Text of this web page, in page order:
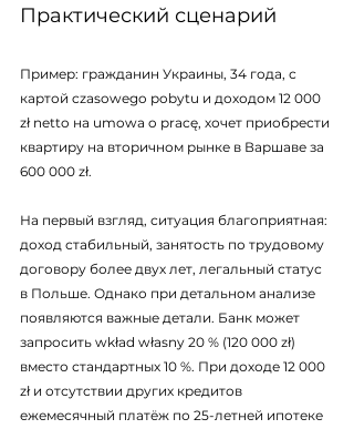
Практический сценарий
Пример: гражданин Украины, 34 года, с
картой czasowego pobytu и доходом 12 000
zł netto на umowa o pracę, хочет приобрести
квартиру на вторичном рынке в Варшаве за
600 000 zł.
На первый взгляд, ситуация благоприятная:
доход стабильный, занятость по трудовому
договору более двух лет, легальный статус
в Польше. Однако при детальном анализе
появляются важные детали. Банк может
запросить wkład własny 20 % (120 000 zł)
вместо стандартных 10 %. При доходе 12 000
zł и отсутствии других кредитов
ежемесячный платёж по 25-летней ипотеке